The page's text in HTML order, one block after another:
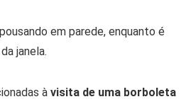
à visita de uma borboleta